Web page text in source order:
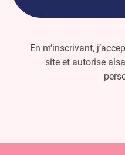
En m’inscrivant,
site et autorise